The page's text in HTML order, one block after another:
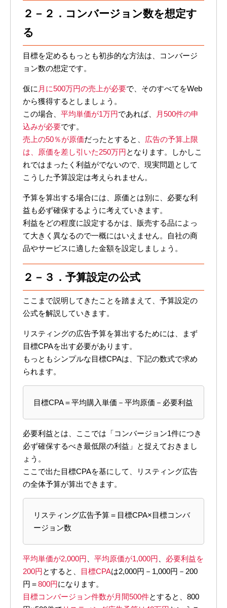
２－２．コンバージョン数を想定す
る
目標を定めるもっとも初歩的な方法は、コンバージ
ョン数の想定です。
仮に 月に500万円の売上が必要で、そのすべてをWeb
から獲得するとしましょう。
この場合、 平均単価が1万円であれば、
月500件の申
込みが必要です。
売上の50％が原価だったとすると、 広告の予算上限
は、原価を差し引いた250万円となります。しかしこ
れではまったく利益がでないので、現実問題として
こうした予算設定は考えられません。
予算を算出する場合には、原価とは別に、必要な利
益も必ず確保するように考えていきます。
利益をどの程度に設定するかは、販売する品によっ
て大きく異なるので一概にはいえません。自社の商
品やサービスに適した金額を設定しましょう。
２－３．予算設定の公式
ここまで説明してきたことを踏まえて、予算設定の
公式を解説していきます。
リスティングの広告予算を算出するためには、まず
目標CPAを出す必要があります。
もっともシンプルな目標CPAは、下記の数式で求め
られます。
目標CPA＝平均購入単価－平均原価－必要利益
必要利益とは、ここでは「コンバージョン1件につき
必ず確保するべき最低限の利益」と捉えておきまし
ょう。
ここで出た目標CPAを基にして、リスティング広告
の全体予算が算出できます。
リスティング広告予算＝目標CPA×目標コンバ
ージョン数
平均単価が2,000円 、 平均原価が1,000円 、 必要利益を
200円 とすると、 目標CPAは2,000円－1,000円－200
円＝800円になります。
目標コンバージョン件数が月間500件とすると、800